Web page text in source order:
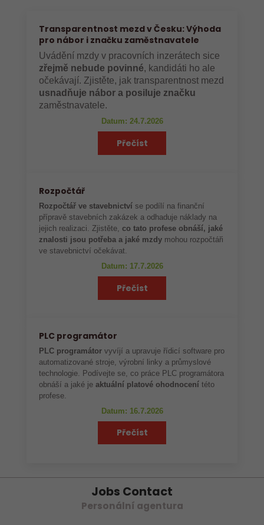
Transparentnost mezd v Česku: Výhoda
pro nábor i značku zaměstnavatele
Uvádění mzdy v pracovních inzerátech sice
zřejmě nebude povinné, kandidáti ho ale
očekávají. Zjistěte, jak transparentnost mezd
usnadňuje nábor a posiluje značku
zaměstnavatele.
Datum: 24.7.2026
Přečíst
Rozpočtář
Rozpočtář ve stavebnictví se podílí na finanční
přípravě stavebních zakázek a odhaduje náklady na
jejich realizaci. Zjistěte,co tato profese obnáší, jaké
znalosti jsou potřeba a jaké mzdy mohou rozpočtáři
ve stavebnictví očekávat.
Datum: 17.7.2026
Přečíst
PLC programátor
PLC programátor vyvíjí a upravuje řídicí software pro
automatizované stroje, výrobní linky a průmyslové
technologie. Podívejte se, co práce PLC programátora
obnáší a jaké je aktuální platové ohodnocení této
profese.
Datum: 16.7.2026
Přečíst
Jobs Contact
Personální agentura